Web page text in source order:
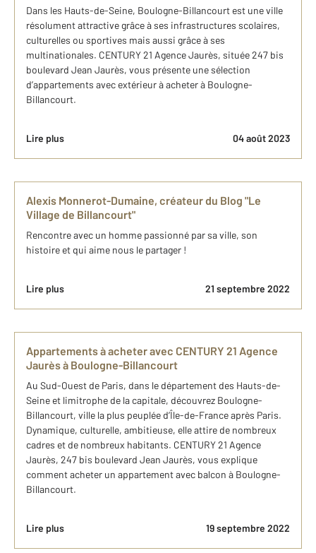
Dans les Hauts-de-Seine, Boulogne-Billancourt est une ville
résolument attractive grâce à ses infrastructures scolaires,
culturelles ou sportives mais aussi grâce à ses
multinationales. CENTURY 21 Agence Jaurès, située 247 bis
boulevard Jean Jaurès, vous présente une sélection
d’appartements avec extérieur à acheter à Boulogne-
Billancourt.
Lire plus 04 août 2023
Alexis Monnerot-Dumaine, créateur du Blog "Le
Village de Billancourt"
Rencontre avec un homme passionné par sa ville, son
histoire et qui aime nous le partager !
Lire plus 21 septembre 2022
Appartements à acheter avec CENTURY 21 Agence
Jaurès à Boulogne-Billancourt
Au Sud-Ouest de Paris, dans le département des Hauts-de-
Seine et limitrophe de la capitale, découvrez Boulogne-
Billancourt, ville la plus peuplée d’Île-de-France après Paris.
Dynamique, culturelle, ambitieuse, elle attire de nombreux
cadres et de nombreux habitants. CENTURY 21 Agence
Jaurès, 247 bis boulevard Jean Jaurès, vous explique
comment acheter un appartement avec balcon à Boulogne-
Billancourt.
Lire plus 19 septembre 2022